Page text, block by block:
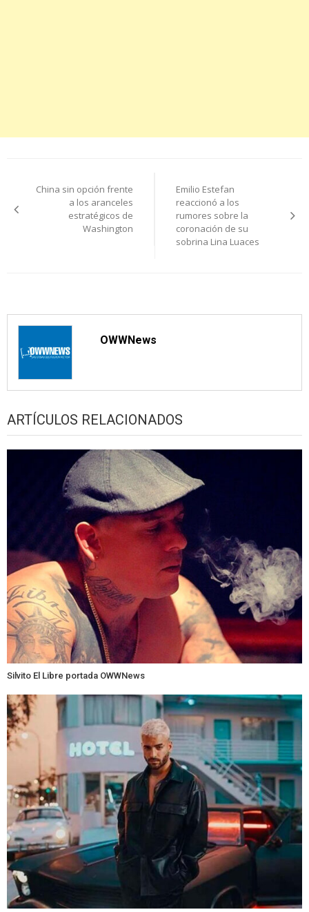
de
entradas
China sin opción frente
a los aranceles
estratégicos de
Washington
Emilio Estefan
reaccionó a los
rumores sobre la
coronación de su
sobrina Lina Luaces
OWWNews
ARTÍCULOS RELACIONADOS
Silvito El Libre portada OWWNews